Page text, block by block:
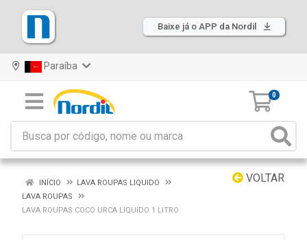
Baixe já o APP da Nordil
Paraíba
0
VOLTAR
INÍCIO
LAVA ROUPAS LIQUIDO
LAVA ROUPAS
LAVA ROUPAS COCO URCA LIQUIDO 1 LITRO